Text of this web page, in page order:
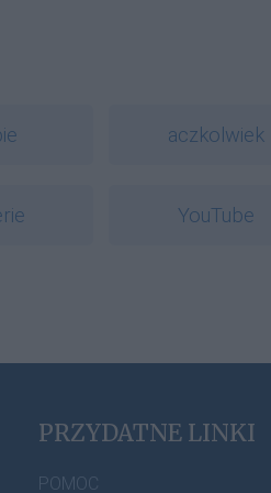
aczkolwiek
YouTube
PRZYDATNE LINKI
POMOC